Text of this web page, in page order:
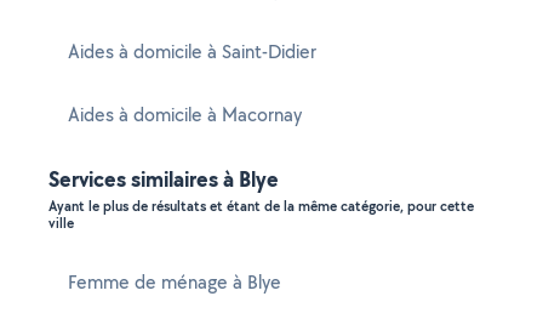
Aides à domicile à Saint-Didier
Aides à domicile à Macornay
Services similaires à Blye
Ayant le plus de résultats et étant de la même catégorie, pour cette
ville
Femme de ménage à Blye